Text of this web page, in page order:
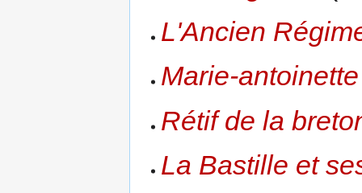
L'Ancien
Marie-
Rétif de la
La Bastille et